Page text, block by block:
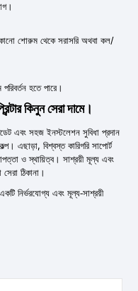
শোরুম থেকে সরাসরি অথবা কল/
হতে পারে।
কিনুন সেরা দামে।
এবং সহজ ইনস্টলেশন সুবিধা প্রদান
এছাড়া, বিশ্বস্ত কারিগরি সাপোর্ট
ও স্থায়িত্ব। সাশ্রয়ী মূল্য এবং
ঠিকানা।
নির্ভরযোগ্য এবং মূল্য‑সাশ্রয়ী